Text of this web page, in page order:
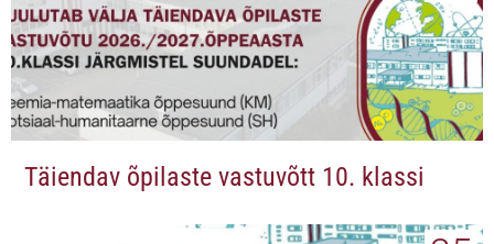
Täiendav õpilaste vastuvõtt 10. klassi